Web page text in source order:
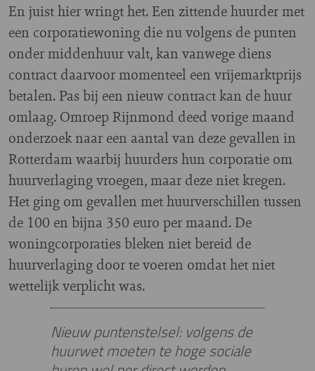
En juist hier wringt het. Een zittende huurder met
een corporatiewoning die nu volgens de punten
onder middenhuur valt, kan vanwege diens
contract daarvoor momenteel een vrijemarktprijs
betalen. Pas bij een nieuw contract kan de huur
omlaag. Omroep Rijnmond deed vorige maand
onderzoek naar een aantal van deze gevallen in
Rotterdam waarbij huurders hun corporatie om
huurverlaging vroegen, maar deze niet kregen.
Het ging om gevallen met huurverschillen tussen
de 100 en bijna 350 euro per maand. De
woningcorporaties bleken niet bereid de
huurverlaging door te voeren omdat het niet
wettelijk verplicht was.
Nieuw puntenstelsel: volgens de
huurwet moeten te hoge sociale